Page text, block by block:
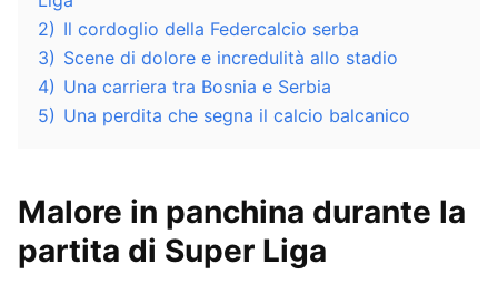
2) Il cordoglio della Federcalcio serba
3) Scene di dolore e incredulità allo stadio
4) Una carriera tra Bosnia e Serbia
5) Una perdita che segna il calcio balcanico
Malore in panchina durante la
partita di Super Liga